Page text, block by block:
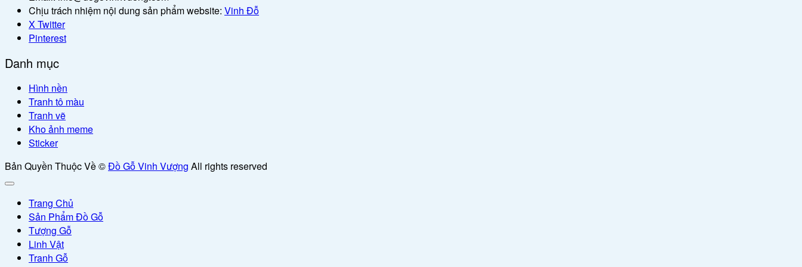
Chịu trách nhiệm nội dung sản phẩm website: Vinh Đỗ
X Twitter
Pinterest
Danh mục
Hình nền
Tranh tô màu
Tranh vẽ
Kho ảnh meme
Sticker
Bản Quyền Thuộc Về ©Đồ Gỗ Vinh Vượng All rights reserved
Trang Chủ
Sản Phẩm Đồ Gỗ
Tượng Gỗ
Linh Vật
Tranh Gỗ